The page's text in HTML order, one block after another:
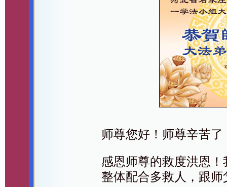
师尊您好！师尊辛苦了
感恩师尊的救度洪恩
整体配合多救人，跟师